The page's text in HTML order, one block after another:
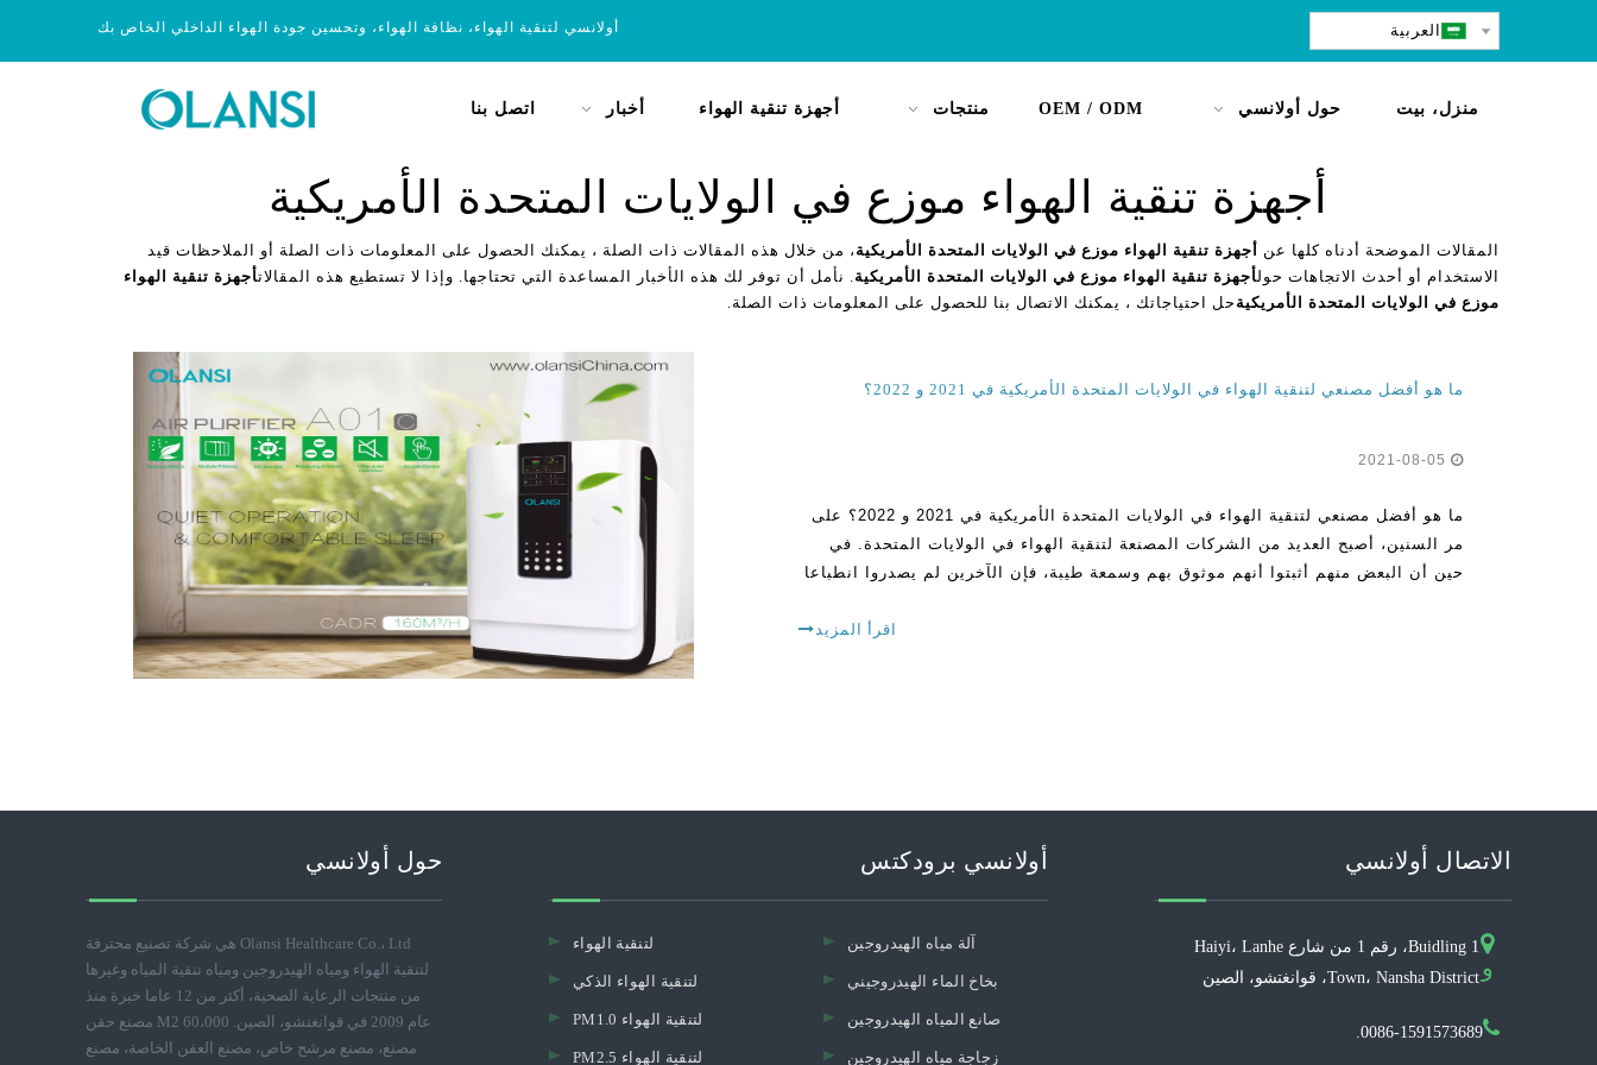
أولانسي لتنقية الهواء، نظافة الهواء، وتحسين جودة الهواء الداخلي الخاص بك العربية
منزل، بيت حول أولانسي OEM / ODM منتجات أجهزة تنقية الهواء أخبار اتصل بنا
أجهزة تنقية الهواء موزع في الولايات المتحدة الأمريكية
المقالات الموضحة أدناه كلها عن أجهزة تنقية الهواء موزع في الولايات المتحدة الأمريكية ، من خلال هذه المقالات ذات الصلة ، يمكنك الحصول على المعلومات ذات الصلة أو الملاحظات قيد
الاستخدام أو أحدث الاتجاهات حولأجهزة تنقية الهواء موزع في الولايات المتحدة الأمريكية. نأمل أن توفر لك هذه الأخبار المساعدة التي تحتاجها. وإذا لا تستطيع هذه المقالاتأجهزة تنقية الهواء
موزع في الولايات المتحدة الأمريكية حل احتياجاتك ، يمكنك الاتصال بنا للحصول على المعلومات ذات الصلة.
ما هو أفضل مصنعي لتنقية الهواء في الولايات المتحدة الأمريكية في 2021 و 2022؟
ما هو أفضل مصنعي لتنقية الهواء في الولايات المتحدة الأمريكية في 2021 و 2022؟ على
مر السنين، أصبح العديد من الشركات المصنعة لتنقية الهواء في الولايات المتحدة. في
حين أن البعض منهم أثبتوا أنهم موثوق بهم وسمعة طيبة، فإن الآخرين لم يصدروا انطباعا
اقرأ المزيد
حول أولانسي
Olansi Healthcare Co.، Ltd هي شركة تصنيع محترفة
لتنقية الهواء ومياه الهيدروجين ومياه تنقية المياه وغيرها
من منتجات الرعاية الصحية، أكثر من 12 عاما خبرة منذ
عام 2009 في قوانغتشو، الصين. 60،000 M2 مصنع حقن
مصنع، مصنع مرشح خاص، مصنع العفن الخاصة، مصنع
أولانسي برودكتس
لتنقية الهواء
لتنقية الهواء الذكي
PM1.0 لتنقية الهواء
PM2.5 لتنقية الهواء
آلة مياه الهيدروجين
بخاخ الماء الهيدروجيني
صانع المياه الهيدروجين
زجاجة مياه الهيدروجين
الاتصال أولانسي
و
Buidling 1، رقم 1 من شارع Haiyi، Lanhe
Town، Nansha District، قوانغتشو، الصين
0086-1591573689.